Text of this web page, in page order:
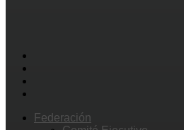
Federación